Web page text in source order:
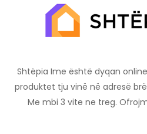
Shtëpia Ime është dyqan
produktet tju vinë në adresë
Me mbi 3 vite ne treg.